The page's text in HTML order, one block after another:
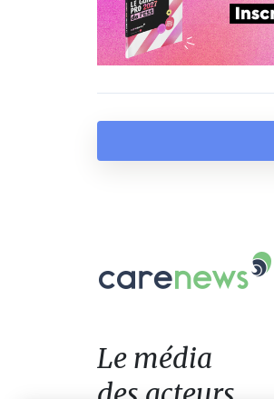
Le
acteurs
de
l'engagement
Le média